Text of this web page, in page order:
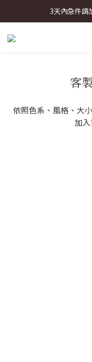
3天內急件
3天內急件
3天內急件
客
依照色系、風格、大
加入